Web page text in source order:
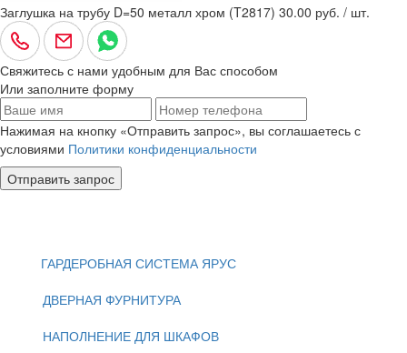
Заглушка на трубу D=50 металл хром (T2817) 30.00 руб. / шт.
Свяжитесь с нами удобным для Вас способом
Или заполните форму
Нажимая на кнопку «Отправить запрос», вы соглашаетесь с
условиями Политики конфиденциальности
Отправить запрос
ГАРДЕРОБНАЯ СИСТЕМА ЯРУС
ДВЕРНАЯ ФУРНИТУРА
НАПОЛНЕНИЕ ДЛЯ ШКАФОВ